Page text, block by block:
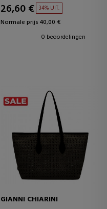
26,60 € 34% UIT.
Normale prijs 40,00 €
0 beoordelingen
GIANNI CHIARINI